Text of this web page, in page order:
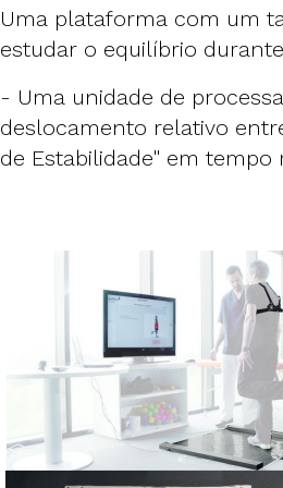
Uma plataforma com um
estudar o equilíbrio
- Uma unidade de
deslocamento relativo
de Estabilidade" em tempo